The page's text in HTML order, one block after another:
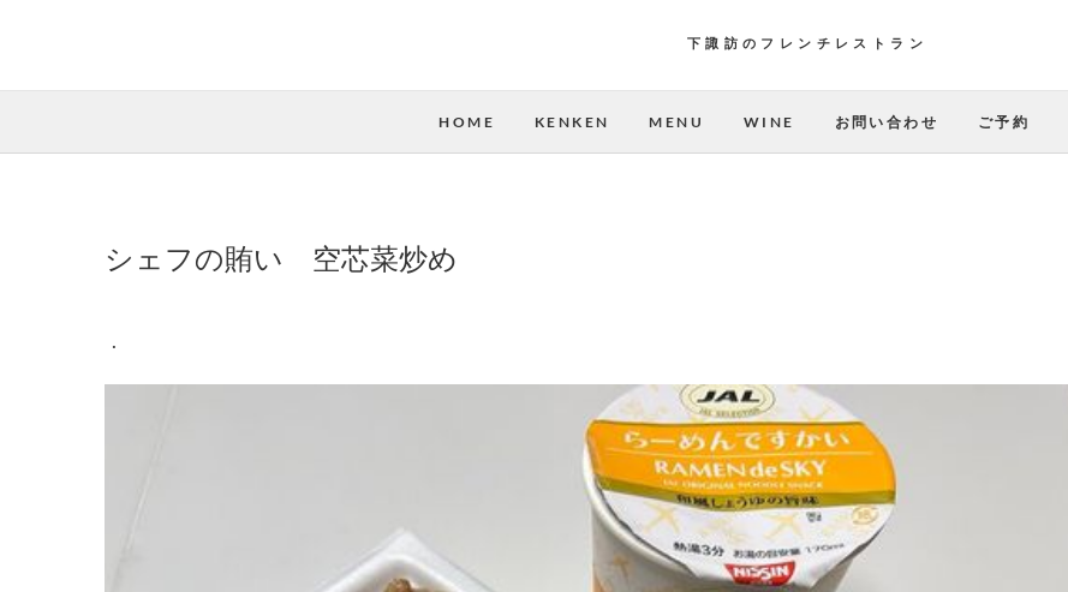
下諏訪のフレンチレストラン
HOME KENKEN MENU WINE お問い合わせ ご予約
シェフの賄い 空芯菜炒め
·